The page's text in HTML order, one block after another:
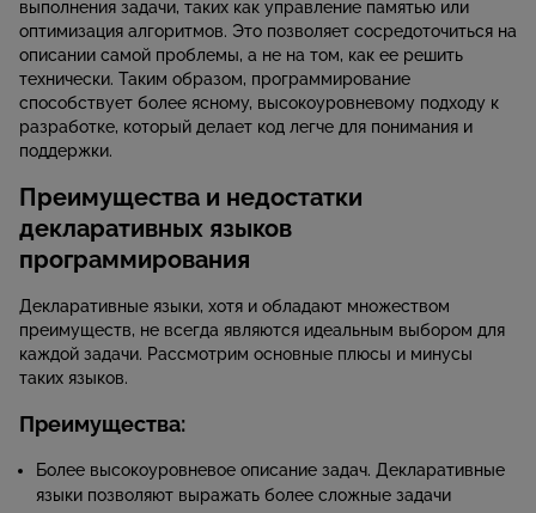
выполнения задачи, таких как управление памятью или
оптимизация алгоритмов. Это позволяет сосредоточиться на
описании самой проблемы, а не на том, как ее решить
технически. Таким образом, программирование
способствует более ясному, высокоуровневому подходу к
разработке, который делает код легче для понимания и
поддержки.
Преимущества и недостатки
декларативных языков
программирования
Декларативные языки, хотя и обладают множеством
преимуществ, не всегда являются идеальным выбором для
каждой задачи. Рассмотрим основные плюсы и минусы
таких языков.
Преимущества:
Более высокоуровневое описание задач. Декларативные
языки позволяют выражать более сложные задачи